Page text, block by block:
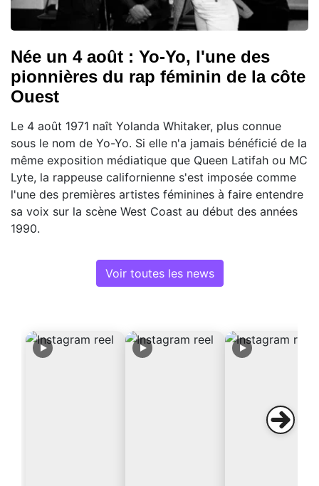
Née un 4 août : Yo-Yo, l'une des
pionnières du rap féminin de la côte
Ouest
Le 4 août 1971 naît Yolanda Whitaker, plus connue
sous le nom de Yo-Yo. Si elle n'a jamais bénéficié de la
même exposition médiatique que Queen Latifah ou MC
Lyte, la rappeuse californienne s'est imposée comme
l'une des premières artistes féminines à faire entendre
sa voix sur la scène West Coast au début des années
1990.
Voir toutes les news